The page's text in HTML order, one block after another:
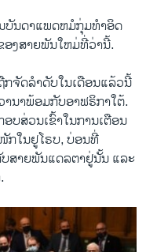
ບັນດາແພດຫມໍກຸ່ມທໍາອິດ
ງສາຍ​ພັນໃຫມ່ທີ່​ວ່ານີ້.
ຈັດລໍາດັບໃນເດືອນແລ້ວນີ້
ນາພ້ອມກັບອາຟຣິກາໃຕ້.
ບສ່ວນເຂົ້າໃນການເຕືອນ
ກ​ໃນຢູ​ໂຣບ, ບ່ອນທີ່
ສາຍພັນແດ​ລ​ຕາຢູ່ນັ້ນ ແລະ